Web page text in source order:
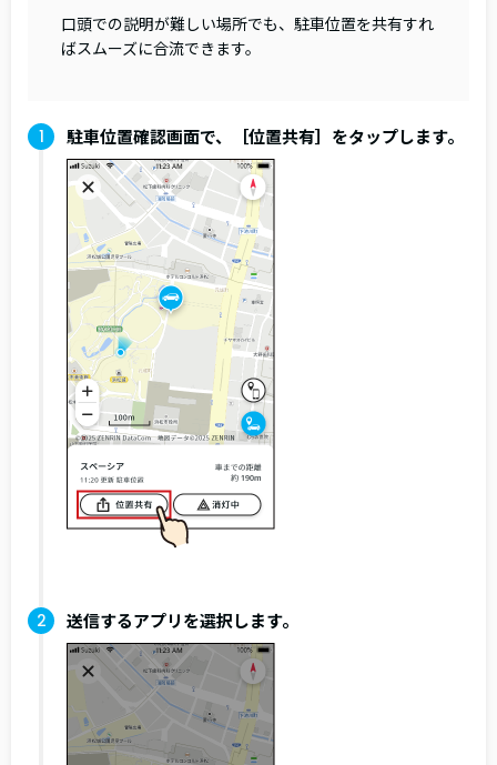
口頭での説明が難しい場所でも、駐車位置を共有すれ
ばスムーズに合流できます。
駐車位置確認画面で、［位置共有］をタップします。
送信するアプリを選択します。